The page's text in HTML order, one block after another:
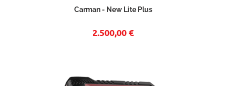
Carman - New Lite Plus
2.500,00 €